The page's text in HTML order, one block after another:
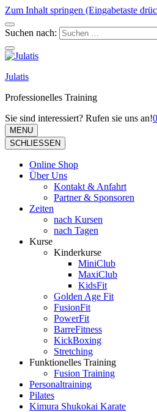
Zum Inhalt springen (Eingabetaste
Suchen nach:
Julatis
Professionelles Training
Sie sind interessiert? Rufen sie uns an!
MENU
SCHLIESSEN
Online Shop
Über Uns
Kontakt & Anfahrt
Partner & Sponsoren
Zeiten
nach Kursen
nach Tagen
Kurse
Kinderkurse
MiniClub
MaxiClub
KidsFit
Golden Age Fit
FusionFit
PowerFit
BarreFitness
KickBoxing
Stretching
Funktionelles Training
Fusion Training
Personaltraining
Pilates
Kimura Shukokai Karate